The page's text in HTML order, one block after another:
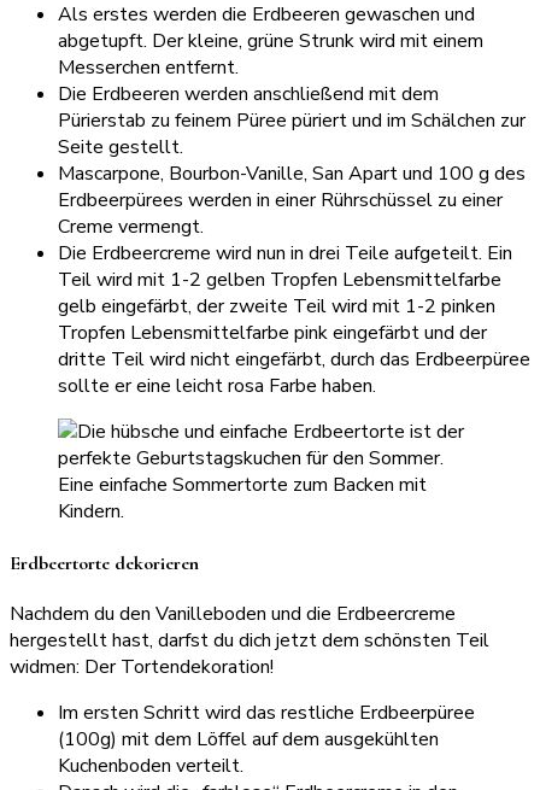
Als erstes werden die Erdbeeren gewaschen und
abgetupft. Der kleine, grüne Strunk wird mit einem
Messerchen entfernt.
Die Erdbeeren werden anschließend mit dem
Pürierstab zu feinem Püree püriert und im Schälchen zur
Seite gestellt.
Mascarpone, Bourbon-Vanille, San Apart und 100 g des
Erdbeerpürees werden in einer Rührschüssel zu einer
Creme vermengt.
Die Erdbeercreme wird nun in drei Teile aufgeteilt. Ein
Teil wird mit 1-2 gelben Tropfen Lebensmittelfarbe
gelb eingefärbt, der zweite Teil wird mit 1-2 pinken
Tropfen Lebensmittelfarbe pink eingefärbt und der
dritte Teil wird nicht eingefärbt, durch das Erdbeerpüree
sollte er eine leicht rosa Farbe haben.
Erdbeertorte dekorieren
Nachdem du den Vanilleboden und die Erdbeercreme
hergestellt hast, darfst du dich jetzt dem schönsten Teil
widmen: Der Tortendekoration!
Im ersten Schritt wird das restliche Erdbeerpüree
(100g) mit dem Löffel auf dem ausgekühlten
Kuchenboden verteilt.